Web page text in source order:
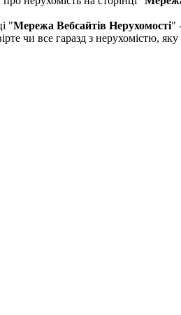
"Мережа Вебсайтів Нерухомості"
чи все гаразд з нерухомістю,